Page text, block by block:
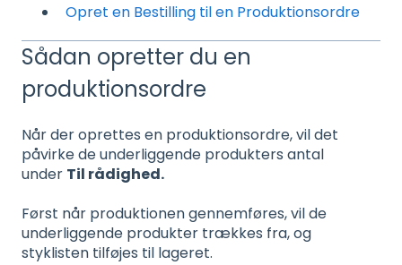
Opret en Bestilling til en Produktionsordre
Sådan opretter du en
produktionsordre
Når der oprettes en produktionsordre, vil det
påvirke de underliggende produkters antal
under Til rådighed.
Først når produktionen gennemføres, vil de
underliggende produkter trækkes fra, og
styklisten tilføjes til lageret.